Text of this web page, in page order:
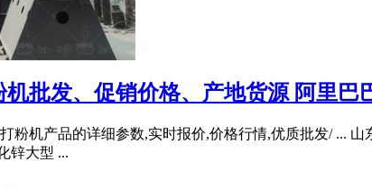
批发、促销价格、产地货源 阿里巴
粉机产品的详细参数,实时报价,价格行情,优质批发/ ...
锌大型 ...